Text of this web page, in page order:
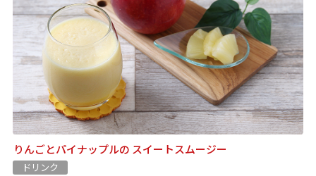
りんごとパイナップルの スイートスムージー
ドリンク